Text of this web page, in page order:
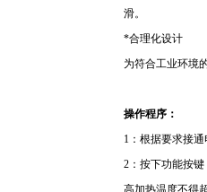
滑。
*合理化设计
为符合工业环境
操作程序：
1 ：根据要求接
2 ：按下功能按
高加热温度不得